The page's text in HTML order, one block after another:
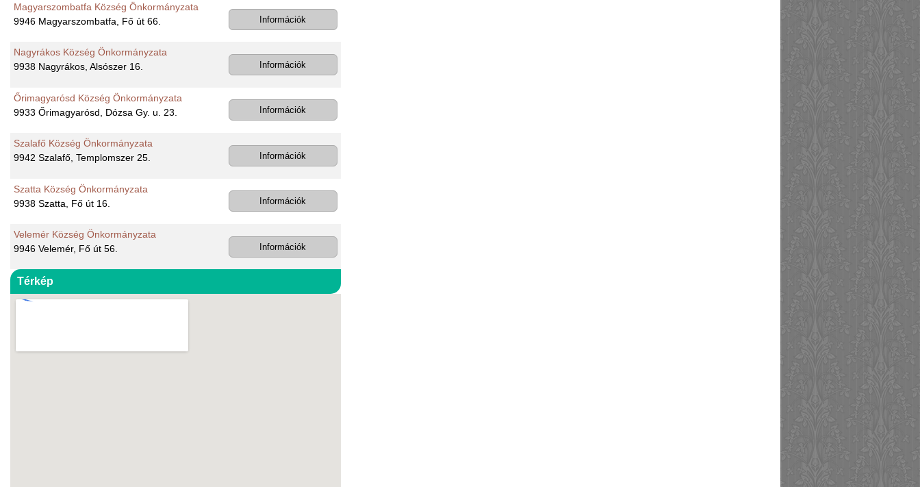
Magyarszombatfa Község Önkormányzata
9946 Magyarszombatfa, Fő út 66.
Információk
Nagyrákos Község Önkormányzata
9938 Nagyrákos, Alsószer 16.
Információk
Őrimagyarósd Község Önkormányzata
9933 Őrimagyarósd, Dózsa Gy. u. 23.
Információk
Szalafő Község Önkormányzata
9942 Szalafő, Templomszer 25.
Információk
Szatta Község Önkormányzata
9938 Szatta, Fő út 16.
Információk
Velemér Község Önkormányzata
9946 Velemér, Fő út 56.
Információk
Térkép